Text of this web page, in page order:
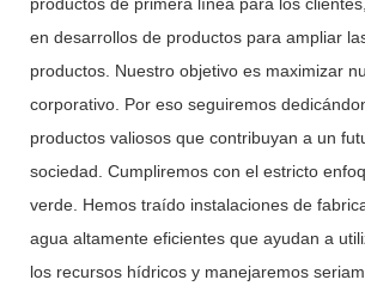
en desarrollos de productos para ampliar
productos. Nuestro objetivo es maximizar
corporativo. Por eso seguiremos
productos valiosos que contribuyan a un
sociedad. Cumpliremos con el estricto
verde. Hemos traído instalaciones de
agua altamente eficientes que ayudan a
los recursos hídricos y manejaremos